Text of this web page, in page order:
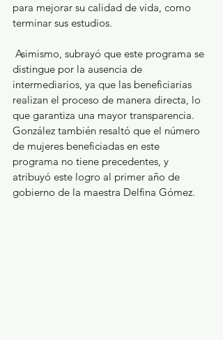
para mejorar su calidad de vida, como
terminar sus estudios.
distingue por la ausencia de
intermediarios, ya que las beneficiarias
realizan el proceso de manera directa, lo
que garantiza una mayor transparencia.
González también resaltó que el número
de mujeres beneficiadas en este
programa no tiene precedentes, y
atribuyó este logro al primer año de
gobierno de la maestra Delfina Gómez.